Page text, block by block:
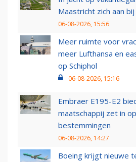
Maastricht zich aan bij
06-08-2026, 15:56
Meer ruimte voor
meer Lufthansa en
op Schiphol
06-08-2026, 15:16
Embraer E195-E2
maatschappij zet in
bestemmingen
06-08-2026, 14:27
Boeing krijgt nieuwe